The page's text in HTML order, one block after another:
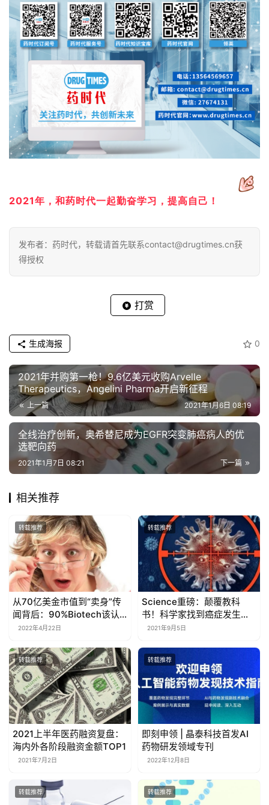
2021年，和药时代一起勤奋学习，提高自己！
发布者：药时代，转载请首先联系contact@drugtimes.cn获
得授权
打赏
0
生成海报
2021年并购第一枪！9.6亿美元收购Arvelle
Therapeutics，Angelini Pharma开启新征程
上一篇 2021年1月6日 08:19
全线治疗创新，奥希替尼成为EGFR突变肺癌病人的优
选靶向药
下一篇
2021年1月7日 08:21
相关推荐
转载推荐
从70亿美金市值到“卖身”传
闻背后：90%Biotech该认
清现实了
2022年4月22日
转载推荐
Science重磅：颠覆教科
书！科学家找到癌症发生源
头，治愈肿瘤有了新思路
2021年9月5日
转载推荐
2021上半年医药融资复盘：
海内外各阶段融资金额TOP1
2021年7月2日
转载推荐
即刻申领 | 晶泰科技首发AI
药物研发领域专刊
2022年12月8日
转载推荐 转载推荐